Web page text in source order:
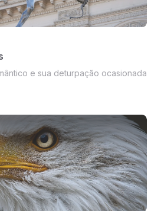
e sua deturpação ocasionada